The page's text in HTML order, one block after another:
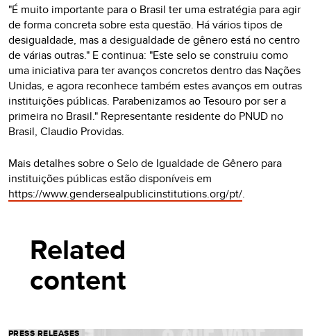
"É muito importante para o Brasil ter uma estratégia para agir
de forma concreta sobre esta questão. Há vários tipos de
desigualdade, mas a desigualdade de gênero está no centro
de várias outras." E continua: "Este selo se construiu como
uma iniciativa para ter avanços concretos dentro das Nações
Unidas, e agora reconhece também estes avanços em outras
instituições públicas. Parabenizamos ao Tesouro por ser a
primeira no Brasil." Representante residente do PNUD no
Brasil, Claudio Providas.
Mais detalhes sobre o Selo de Igualdade de Gênero para
instituições públicas estão disponíveis em
https://www.gendersealpublicinstitutions.org/pt/.
Related
content
PRESS RELEASES